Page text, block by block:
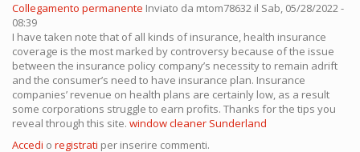
Collegamento permanente Inviato da mtom78632 il Sab, 05/28/2022 -
08:39
I have taken note that of all kinds of insurance, health insurance
coverage is the most marked by controversy because of the issue
between the insurance policy company’s necessity to remain adrift
and the consumer’s need to have insurance plan. Insurance
companies’ revenue on health plans are certainly low, as a result
some corporations struggle to earn profits. Thanks for the tips you
reveal through this site. window cleaner Sunderland
Accedi o registrati per inserire commenti.